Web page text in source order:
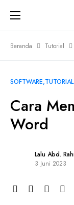
Beranda Tutorial
SOFTWARE TUTORIAL
Cara
Word
Lalu Abd.
3 Juni 2023